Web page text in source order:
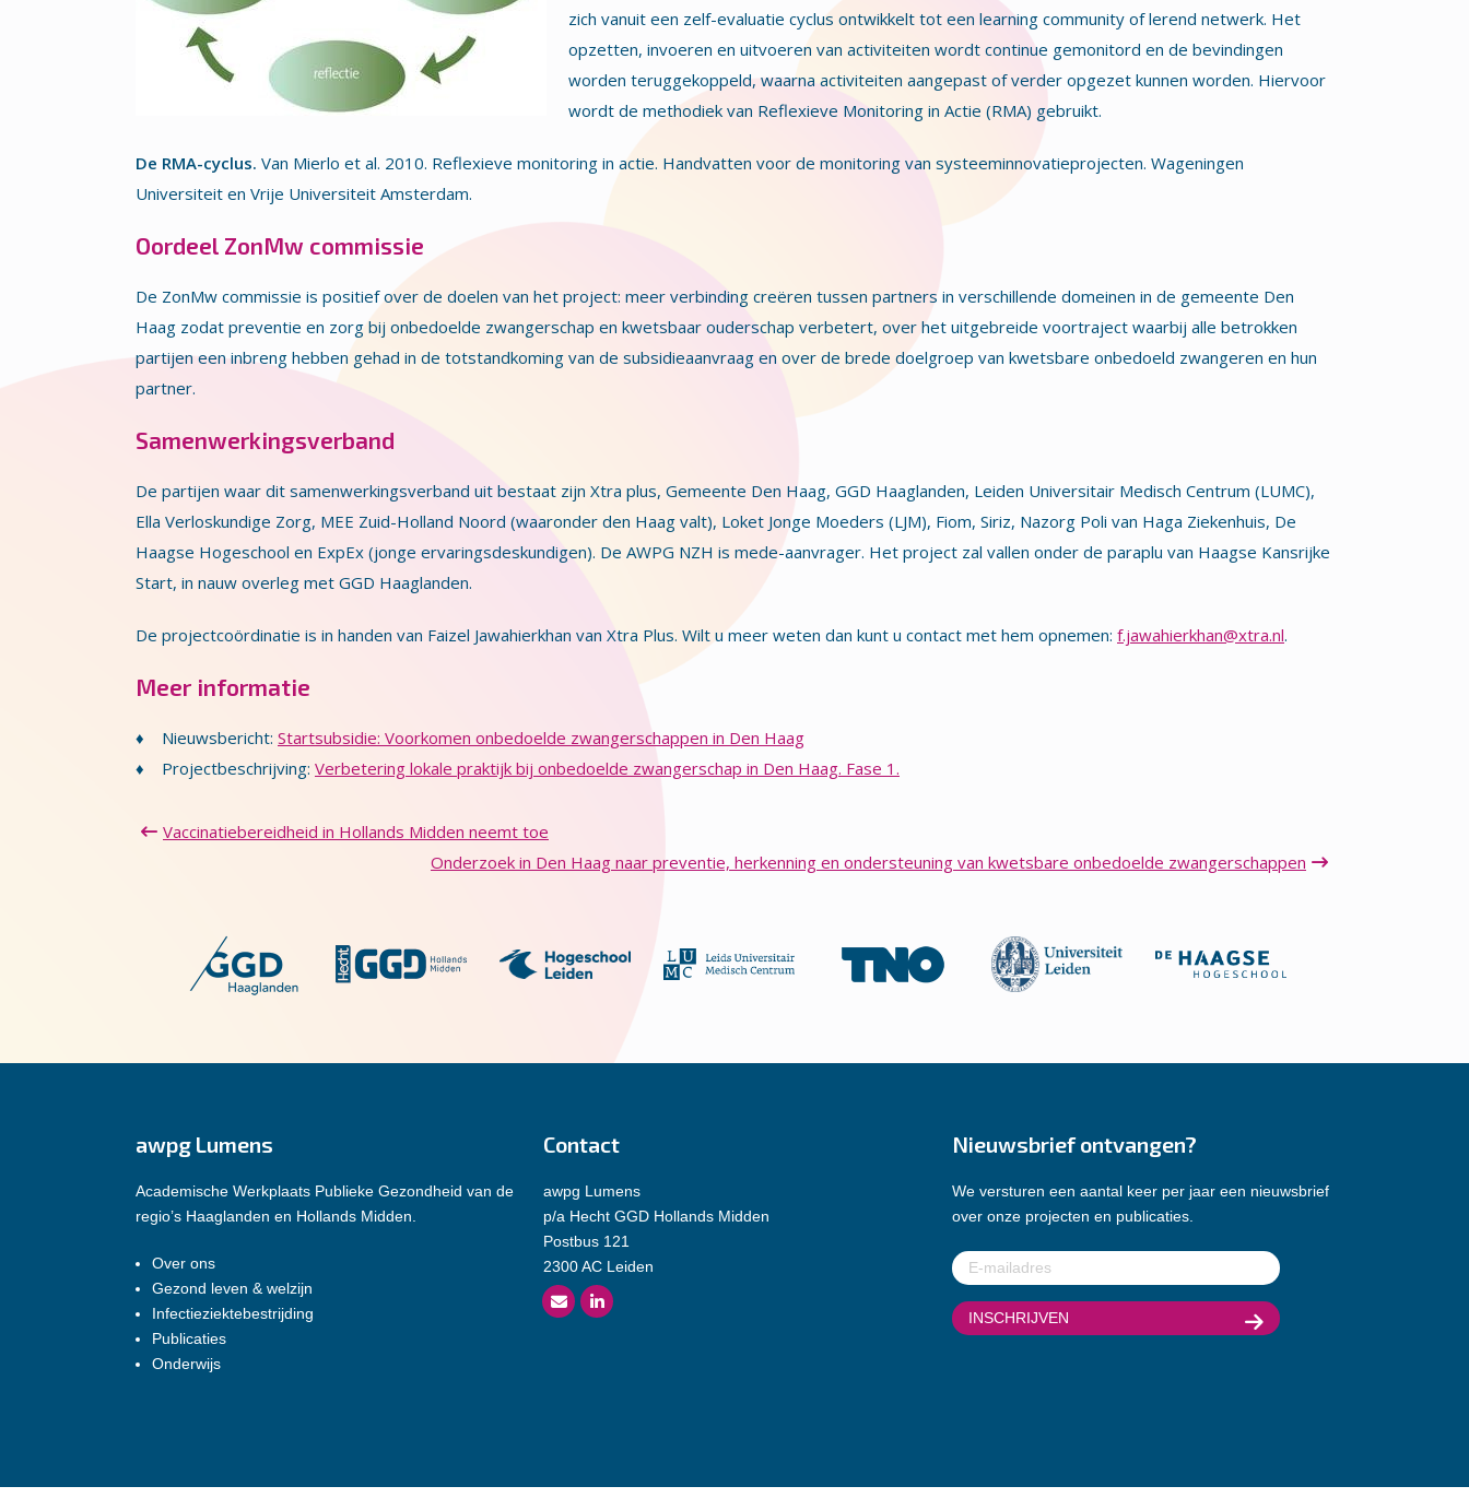
zich vanuit een zelf-evaluatie cyclus ontwikkelt tot een learning community of lerend netwerk. Het
opzetten, invoeren en uitvoeren van activiteiten wordt continue gemonitord en de bevindingen
worden teruggekoppeld, waarna activiteiten aangepast of verder opgezet kunnen worden. Hiervoor
wordt de methodiek van Reflexieve Monitoring in Actie (RMA) gebruikt.
De RMA-cyclus. Van Mierlo et al. 2010. Reflexieve monitoring in actie. Handvatten voor de monitoring van systeeminnovatieprojecten. Wageningen
Universiteit en Vrije Universiteit Amsterdam.
Oordeel ZonMw commissie
De ZonMw commissie is positief over de doelen van het project: meer verbinding creëren tussen partners in verschillende domeinen in de gemeente Den
Haag zodat preventie en zorg bij onbedoelde zwangerschap en kwetsbaar ouderschap verbetert, over het uitgebreide voortraject waarbij alle betrokken
partijen een inbreng hebben gehad in de totstandkoming van de subsidieaanvraag en over de brede doelgroep van kwetsbare onbedoeld zwangeren en hun
partner.
Samenwerkingsverband
De partijen waar dit samenwerkingsverband uit bestaat zijn Xtra plus, Gemeente Den Haag, GGD Haaglanden, Leiden Universitair Medisch Centrum (LUMC),
Ella Verloskundige Zorg, MEE Zuid-Holland Noord (waaronder den Haag valt), Loket Jonge Moeders (LJM), Fiom, Siriz, Nazorg Poli van Haga Ziekenhuis, De
Haagse Hogeschool en ExpEx (jonge ervaringsdeskundigen). De AWPG NZH is mede-aanvrager. Het project zal vallen onder de paraplu van Haagse Kansrijke
Start, in nauw overleg met GGD Haaglanden.
De projectcoördinatie is in handen van Faizel Jawahierkhan van Xtra Plus. Wilt u meer weten dan kunt u contact met hem opnemen: f.jawahierkhan@xtra.nl.
Meer informatie
♦ Nieuwsbericht: Startsubsidie: Voorkomen onbedoelde zwangerschappen in Den Haag
♦ Projectbeschrijving: Verbetering lokale praktijk bij onbedoelde zwangerschap in Den Haag. Fase 1.
Vaccinatiebereidheid in Hollands Midden neemt toe
Onderzoek in Den Haag naar preventie, herkenning en ondersteuning van kwetsbare onbedoelde zwangerschappen
awpg Lumens
Academische Werkplaats Publieke Gezondheid van de
regio’s Haaglanden en Hollands Midden.
Over ons
Gezond leven & welzijn
Infectieziektebestrijding
Publicaties
Onderwijs
Contact
awpg Lumens
p/a Hecht GGD Hollands Midden
Postbus 121
2300 AC Leiden
Nieuwsbrief ontvangen?
We versturen een aantal keer per jaar een nieuwsbrief
over onze projecten en publicaties.
E-
mailadres(Vereist)